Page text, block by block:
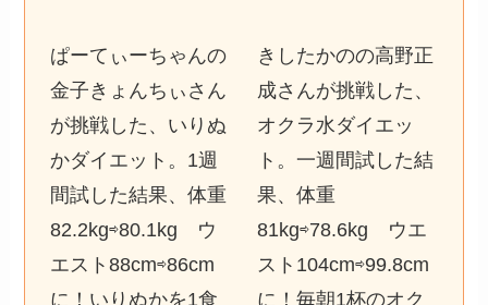
ぱーてぃーちゃんの
金子きょんちぃさん
が挑戦した、いりぬ
かダイエット。1週
間試した結果、体重
82.2kg⇨80.1kg ウ
エスト88cm⇨86cm
に！いりぬかを1食
きしたかのの高野正
成さんが挑戦した、
オクラ水ダイエッ
ト。一週間試した結
果、体重
81kg⇨78.6kg ウエ
スト104cm⇨99.8cm
に！毎朝1杯のオク